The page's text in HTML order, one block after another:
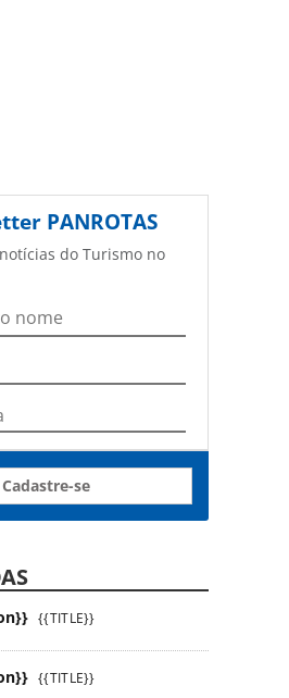
PANROTAS
do Turismo no
Cadastre-se
{{TITLE}}
{{TITLE}}